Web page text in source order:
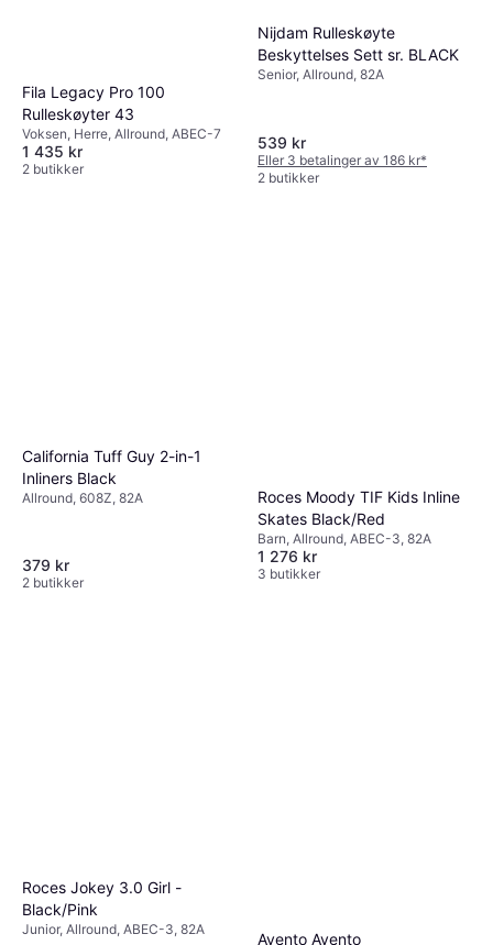
Fila Legacy Pro 100
Rulleskøyter 43
Voksen, Herre, Allround, ABEC-7
1 435 kr
2 butikker
Nijdam Rulleskøyte
Beskyttelses Sett sr. BLACK
Senior, Allround, 82A
539 kr
Eller 3 betalinger av 186 kr*
2 butikker
California Tuff Guy 2-in-1
Inliners Black
Allround, 608Z, 82A
379 kr
2 butikker
Roces Moody TIF Kids Inline
Skates Black/Red
Barn, Allround, ABEC-3, 82A
1 276 kr
3 butikker
Roces Jokey 3.0 Girl -
Black/Pink
Junior, Allround, ABEC-3, 82A
Avento Avento